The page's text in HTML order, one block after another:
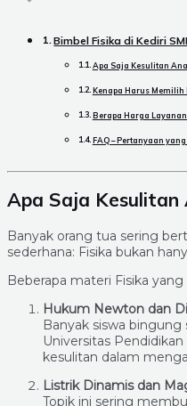
Bimbel Fisika di Kediri
Apa Saja Kesulitan
Kenapa Harus Memilih
Berapa Harga
FAQ – Pertanyaan
Apa Saja Kesulitan
Banyak orang tua sering
sederhana: Fisika bukan
Beberapa materi Fisika
Hukum Newton dan
Banyak siswa
Universitas
kesulitan dalam
Listrik Dinamis dan
Topik ini sering